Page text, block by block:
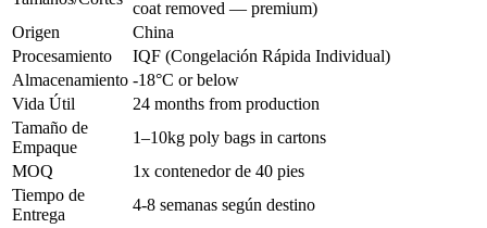
coat removed — premium)
Origen
China
Procesamiento
IQF (Congelación Rápida Individual)
Almacenamiento -18°C or below
Vida Útil
24 months from production
Tamaño de
Empaque
1–10kg poly bags in cartons
MOQ
1x contenedor de 40 pies
Tiempo de
Entrega
4-8 semanas según destino